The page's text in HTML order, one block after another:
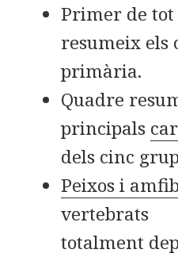
Primer de
resumeix els
primària.
Quadre
principals
dels cinc
Peixos i
vertebrats
totalment